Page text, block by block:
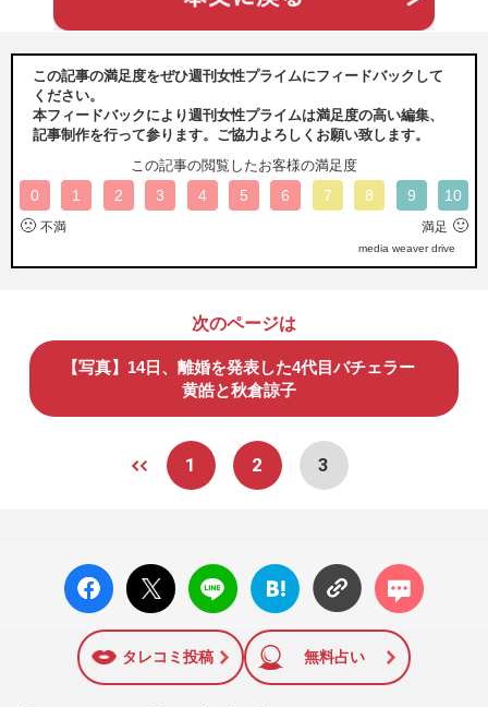
この記事の満足度をぜひ週刊女性プライムにフィードバックして
ください。
本フィードバックにより週刊女性プライムは満足度の高い編集、
記事制作を行って参ります。ご協力よろしくお願い致します。
この記事の閲覧したお客様の満足度
0 1 2 3 4 5 6 7 8 9 10
🙁 不満 満足 🙂
media weaver drive
次のページは
【写真】14日、離婚を発表した4代目バチェラー
黄皓と秋倉諒子
1 2 3
facebo
ok い
X ポス
ト
LINE
はてな
ブック
に追加
コメン
ト
タレコミ投稿 無料占い